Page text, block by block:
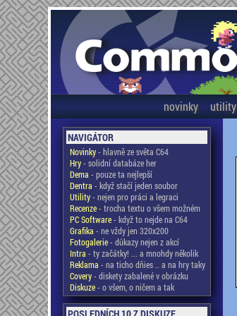
novinky utility
NAVIGÁTOR
Novinky- hlavně ze světa C64
Hry- solidní databáze her
Dema - pouze ta nejlepší
Dentra - když stačí jeden soubor
Utility- nejen pro práci a legraci
Recenze- trocha textu o všem možném
PC Software- když to nejde na C64
Grafika - ne vždy jen 320x200
Fotogalerie- důkazy nejen z akcí
Intra - ty začátky! ... a mnohdy několik
Reklama - na ticho dňies .. a na hry taky
Covery- diskety zabalené v obrázku
Diskuze- o všem, o ničem a tak